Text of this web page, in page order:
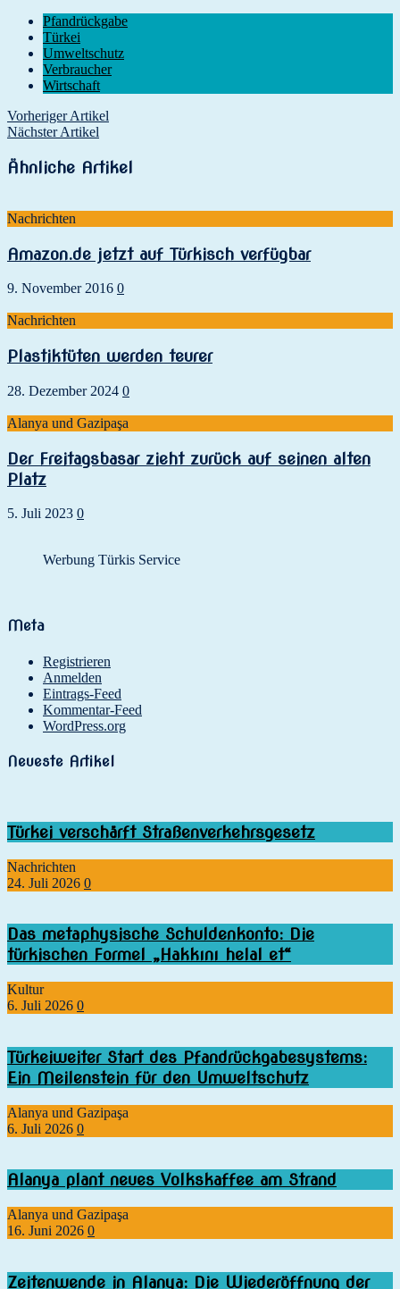
Pfandrückgabe
Türkei
Umweltschutz
Verbraucher
Wirtschaft
Vorheriger Artikel
Nächster Artikel
Ähnliche Artikel
Nachrichten
Amazon.de jetzt auf Türkisch verfügbar
9. November 2016 0
Nachrichten
Plastiktüten werden teurer
28. Dezember 2024 0
Alanya und Gazipaşa
Der Freitagsbasar zieht zurück auf seinen alten
Platz
5. Juli 2023 0
Werbung Türkis Service
Meta
Registrieren
Anmelden
Eintrags-Feed
Kommentar-Feed
WordPress.org
Neueste Artikel
Türkei verschärft Straßenverkehrsgesetz
Nachrichten
24. Juli 2026 0
Das metaphysische Schuldenkonto: Die
türkischen Formel „Hakkını helal et“
Kultur
6. Juli 2026 0
Türkeiweiter Start des Pfandrückgabesystems:
Ein Meilenstein für den Umweltschutz
Alanya und Gazipaşa
6. Juli 2026 0
Alanya plant neues Volkskaffee am Strand
Alanya und Gazipaşa
16. Juni 2026 0
Zeitenwende in Alanya: Die Wiederöffnung der